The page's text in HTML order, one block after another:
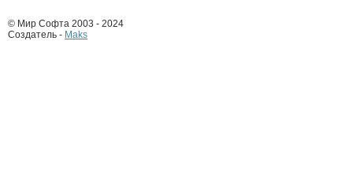
© Мир Софта 2003 - 2024
Создатель - Maks